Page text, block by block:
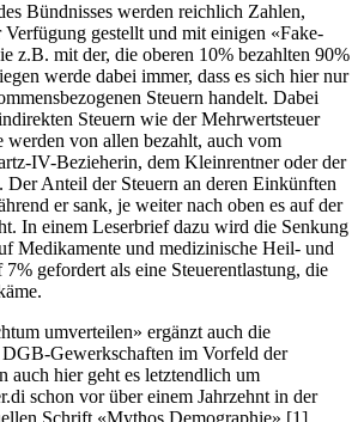
Bündnisses werden reichlich Zahlen,
gestellt und mit einigen «Fake-
z.B. mit der, die oberen 10% bezahlten 90%
werde dabei immer, dass es sich hier nur
Steuern handelt. Dabei
Steuern wie der Mehrwertsteuer
werden von allen bezahlt, auch vom
IV-Bezieherin, dem Kleinrentner oder der
Der Anteil der Steuern an deren Einkünften
er sank, je weiter nach oben es auf der
In einem Leserbrief dazu wird die Senkung
Medikamente und medizinische Heil- und
gefordert als eine Steuerentlastung, die
umverteilen» ergänzt auch die
DGB-Gewerkschaften im Vorfeld der
auch hier geht es letztendlich um
schon vor über einem Jahrzehnt in der